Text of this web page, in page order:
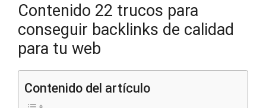
Contenido 22 trucos para
conseguir backlinks de calidad
para tu web
Contenido del artículo